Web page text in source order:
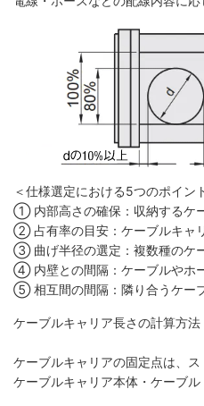
＜仕様選定における5つのポイン
① 内部高さの確保：収納するケ
② 占有率の目安：ケーブルキャ
③ 曲げ半径の選定：複数種のケ
④ 内壁との間隔：ケーブルやホ
⑤ 相互間の間隔：隣り合うケー
ケーブルキャリア長さの計算方法
ケーブルキャリアの固定点は、
ケーブルキャリア本体・ケーブ